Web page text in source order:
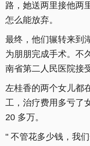
路，她送两里接他两
怎么能放弃。
最终，他们辗转来到
为朋朋完成手术。不
南省第二人民医院接
左桂香的两个女儿都
工，治疗费用多亏了
20 多万。
" 不管花多少钱，我